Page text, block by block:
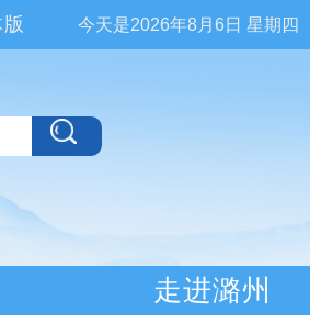
今天是2026年8月6日 星期四
走进潞州